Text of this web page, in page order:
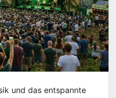
und das entspannte